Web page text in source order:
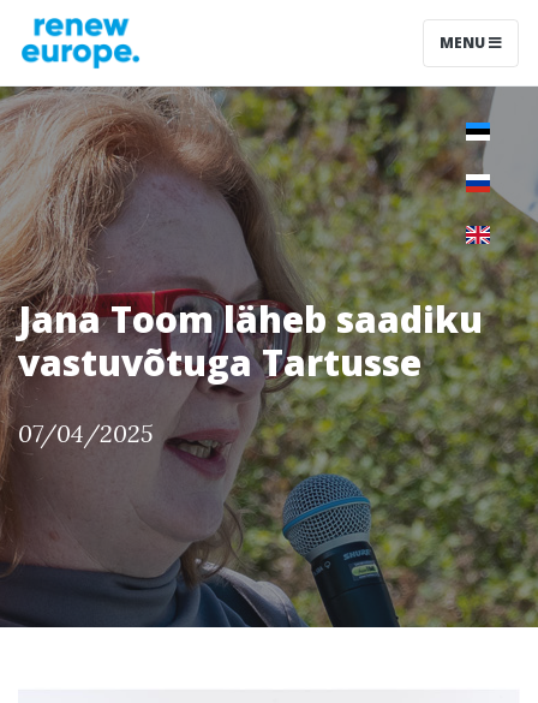
MENU
Jana Toom läheb saadiku
vastuvõtuga Tartusse
07/04/2025